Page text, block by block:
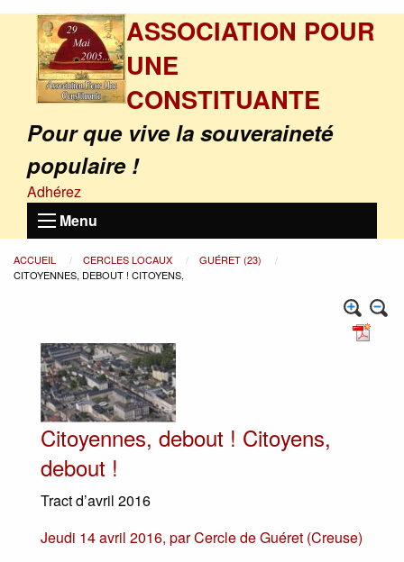
ASSOCIATION POUR
UNE
CONSTITUANTE
Pour que vive la souveraineté
populaire !
Adhérez
Menu
ACCUEIL CERCLES LOCAUX
GUÉRET (23)
CITOYENNES, DEBOUT ! CITOYENS,
Citoyennes, debout ! Citoyens,
debout !
Tract d’avril 2016
Jeudi 14 avril 2016, parCercle de Guéret (Creuse)